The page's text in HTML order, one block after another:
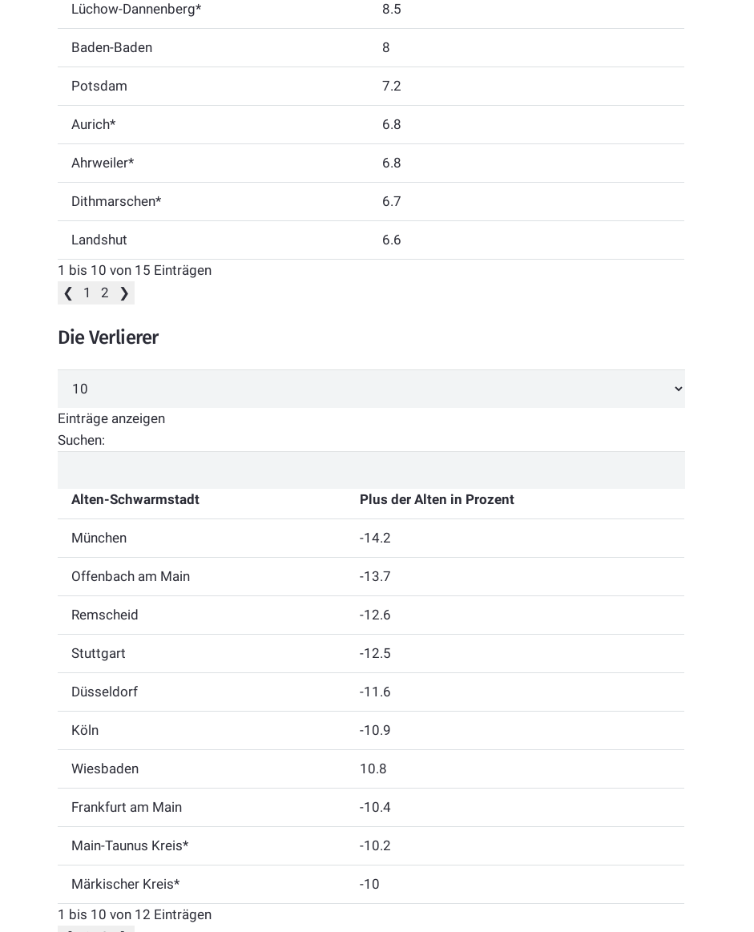
Lüchow-Dannenberg* 8.5
Baden-Baden 8
Potsdam 7.2
Aurich* 6.8
Ahrweiler* 6.8
Dithmarschen* 6.7
Landshut
6.6
1 bis 10 von 15 Einträgen
❮
1 2 ❯
Die Verlierer
Einträge anzeigen
Suchen:
Alten-Schwarmstadt Plus der Alten in Prozent
München -14.2
Offenbach am Main -13.7
Remscheid -12.6
Stuttgart -12.5
Düsseldorf -11.6
Köln -10.9
Wiesbaden 10.8
Frankfurt am Main -10.4
Main-Taunus Kreis* -10.2
Märkischer Kreis*
-10
1 bis 10 von 12 Einträgen